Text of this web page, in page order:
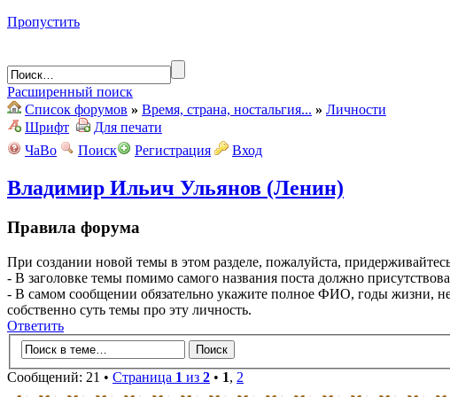
Пропустить
Расширенный поиск
Список форумов » Время, страна, ностальгия... » Личности
Шрифт
Для печати
ЧаВо
Поиск Регистрация Вход
Владимир Ильич Ульянов (Ленин)
Правила форума
При создании новой темы в этом разделе, пожалуйста,
- В заголовке темы помимо самого названия поста должно
- В самом сообщении обязательно укажите полное ФИО, годы жизни,
собственно суть темы про эту личность.
Ответить
Сообщений: 21 • Страница 1 из 2 • 1, 2